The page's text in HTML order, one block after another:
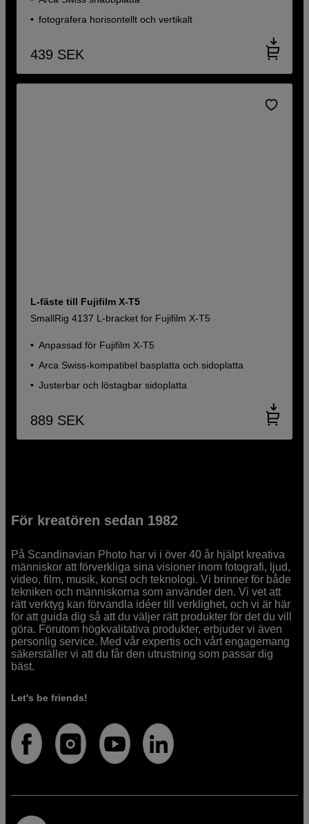
fotografera horisontellt och vertikalt
439 SEK
L-fäste till Fujifilm X-T5
SmallRig 4137 L-bracket for Fujifilm X-T5
Anpassad för Fujifilm X-T5
Arca Swiss-kompatibel basplatta och sidoplatta
Justerbar och löstagbar sidoplatta
889 SEK
För kreatören sedan 1982
På Scandinavian Photo har vi i över 40 år hjälpt kreativa
människor att förverkliga sina visioner inom fotografi, ljud,
video, film, musik, konst och teknologi. Vi brinner för både
tekniken och människorna som använder den. Vi vet att
rätt verktyg kan förvandla idéer till verklighet, och vi är här
för att guida dig så att du väljer rätt produkter för det du vill
göra. Förutom högkvalitativa produkter, erbjuder vi även
personlig service. Med vår expertis och vårt engagemang
säkerställer vi att du får den utrustning som passar dig
bäst.
Let's be friends!